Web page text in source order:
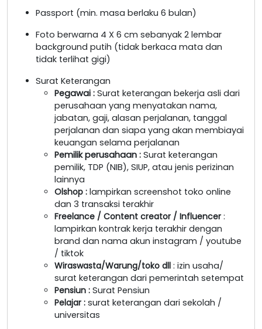
Passport (min. masa berlaku 6 bulan)
Foto berwarna 4 X 6 cm sebanyak 2 lembar
background putih (tidak berkaca mata dan
tidak terlihat gigi)
Surat Keterangan
Pegawai : Surat keterangan bekerja asli dari
perusahaan yang menyatakan nama,
jabatan, gaji, alasan perjalanan, tanggal
perjalanan dan siapa yang akan membiayai
keuangan selama perjalanan
Pemilik perusahaan : Surat keterangan
pemilik, TDP (NIB), SIUP, atau jenis perizinan
lainnya
Olshop : lampirkan screenshot toko online
dan 3 transaksi terakhir
Freelance / Content creator / Influencer :
lampirkan kontrak kerja terakhir dengan
brand dan nama akun instagram / youtube
/ tiktok
Wiraswasta/Warung/toko dll : izin usaha/
surat keterangan dari pemerintah setempat
Pensiun : Surat Pensiun
Pelajar : surat keterangan dari sekolah /
universitas